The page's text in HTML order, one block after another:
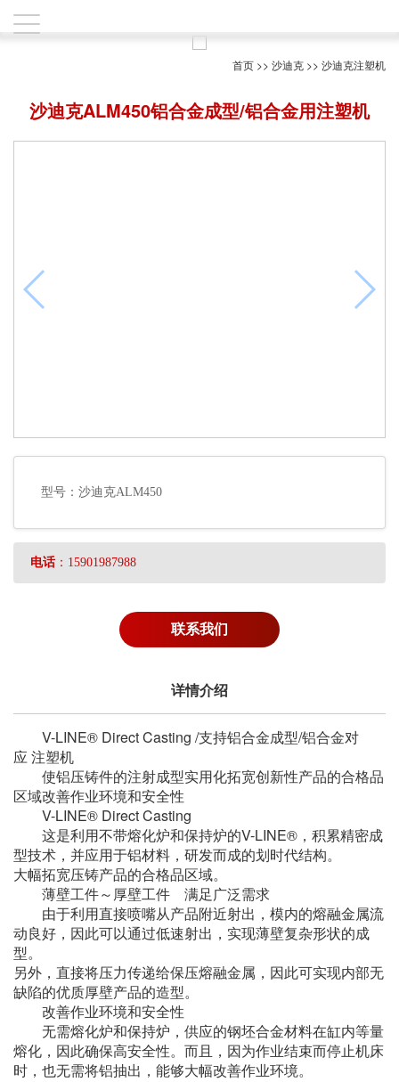
首页 >> 沙迪克 >> 沙迪克注塑机
沙迪克ALM450铝合金成型/铝合金用注塑机
型号：沙迪克ALM450
电话：15901987988
联系我们
详情介绍
V-LINE® Direct Casting /支持铝合金成型/铝合金对
应 注塑机
使铝压铸件的注射成型实用化拓宽创新性产品的合格品
区域改善作业环境和安全性
V-LINE® Direct Casting
这是利用不带熔化炉和保持炉的V-LINE®，积累精密成
型技术，并应用于铝材料，研发而成的划时代结构。
大幅拓宽压铸产品的合格品区域。
薄壁工件～厚壁工件 满足广泛需求
由于利用直接喷嘴从产品附近射出，模内的熔融金属流
动良好，因此可以通过低速射出，实现薄壁复杂形状的成
型。
另外，直接将压力传递给保压熔融金属，因此可实现内部无
缺陷的优质厚壁产品的造型。
改善作业环境和安全性
无需熔化炉和保持炉，供应的钢坯合金材料在缸内等量
熔化，因此确保高安全性。而且，因为作业结束而停止机床
时，也无需将铝抽出，能够大幅改善作业环境。